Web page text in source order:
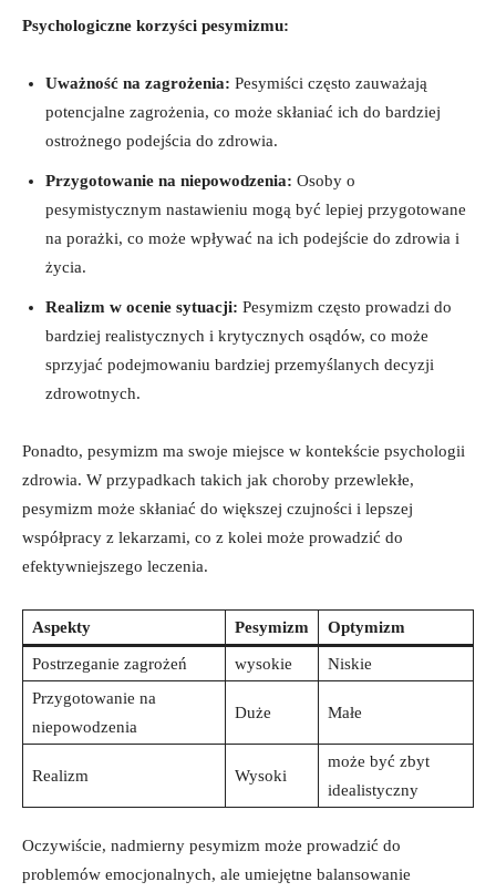
Psychologiczne korzyści pesymizmu:
Uważność na zagrożenia: Pesymiści często zauważają
potencjalne zagrożenia, co może skłaniać ich do bardziej
ostrożnego podejścia do zdrowia.
Przygotowanie na niepowodzenia: Osoby o
pesymistycznym nastawieniu mogą być lepiej przygotowane
na porażki, co może wpływać na ich podejście do zdrowia i
życia.
Realizm w ocenie sytuacji: Pesymizm często prowadzi do
bardziej realistycznych i krytycznych osądów, co może
sprzyjać podejmowaniu bardziej przemyślanych decyzji
zdrowotnych.
Ponadto, pesymizm ma swoje miejsce w kontekście psychologii
zdrowia. W przypadkach takich jak choroby przewlekłe,
pesymizm może skłaniać do większej czujności i lepszej
współpracy z lekarzami, co z kolei może prowadzić do
efektywniejszego leczenia.
Aspekty Pesymizm Optymizm
Postrzeganie zagrożeń wysokie
Niskie
Przygotowanie na
niepowodzenia
Duże Małe
Realizm Wysoki
może być zbyt
idealistyczny
Oczywiście, nadmierny pesymizm może prowadzić do
problemów emocjonalnych, ale umiejętne balansowanie